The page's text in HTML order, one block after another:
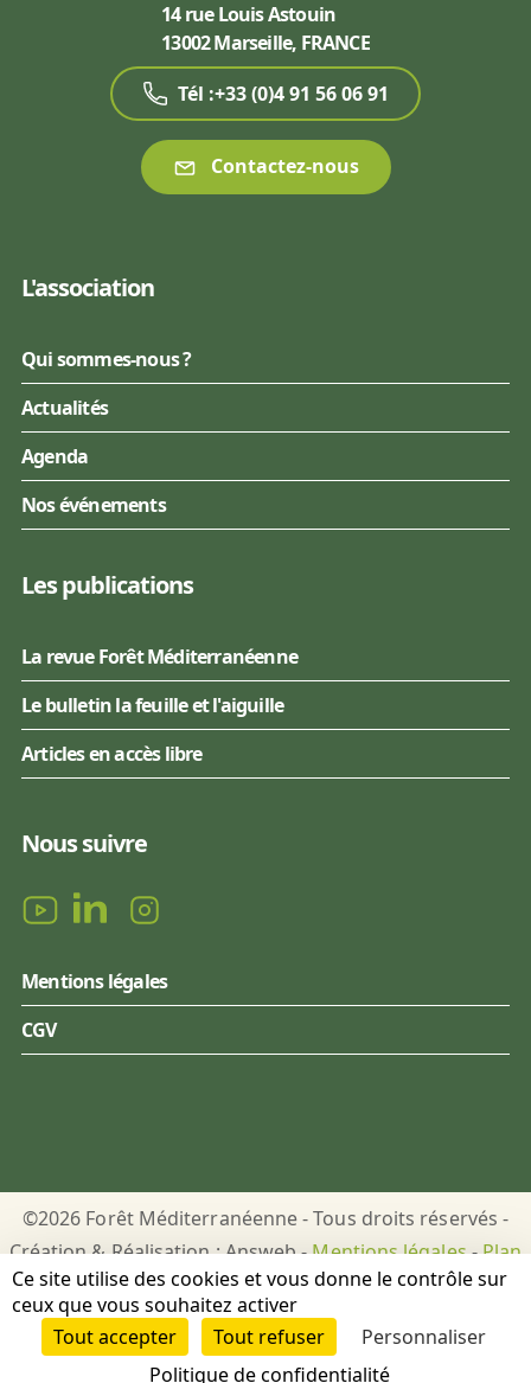
14 rue Louis Astouin
13002 Marseille, FRANCE
Tél :+33 (0)4 91 56 06 91
Contactez-nous
L'association
Qui sommes-nous ?
Actualités
Agenda
Nos événements
Les publications
La revue Forêt Méditerranéenne
Le bulletin la feuille et l'aiguille
Articles en accès libre
Nous suivre
Mentions légales
CGV
©2026 Forêt Méditerranéenne - Tous droits réservés -
Création & Réalisation : Answeb -Mentions légales-Plan
du site-Gestion des cookies
DON PUBLICATIONS
Ce site utilise des cookies et vous donne le contrôle sur
ceux que vous souhaitez activer
Tout accepter
Tout refuser
Personnaliser
Politique de confidentialité